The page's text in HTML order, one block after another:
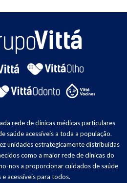
rede de clínicas médicas particulares
saúde acessíveis a toda a população.
unidades estrategicamente distribuídas
como a maior rede de clínicas do
nos a proporcionar cuidados de saúde
e acessíveis para todos.